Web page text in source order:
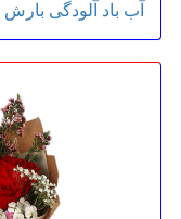
آب باد آلودگی بارش